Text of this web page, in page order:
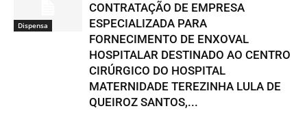
Dispensa
CONTRATAÇÃO DE EMPRESA
ESPECIALIZADA PARA
FORNECIMENTO DE ENXOVAL
HOSPITALAR DESTINADO AO CENTRO
CIRÚRGICO DO HOSPITAL
MATERNIDADE TEREZINHA LULA DE
QUEIROZ SANTOS,...